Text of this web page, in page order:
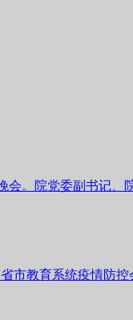
会。院党委副书记
市教育系统疫情防